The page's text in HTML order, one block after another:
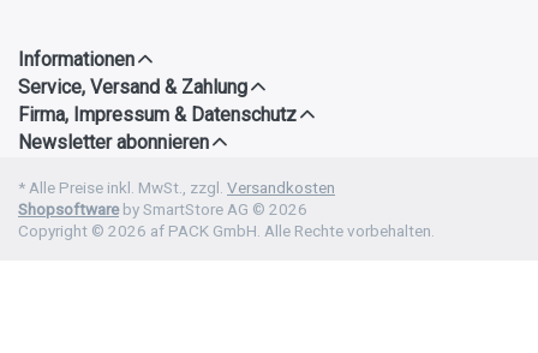
Informationen
Service, Versand & Zahlung
Firma, Impressum & Datenschutz
Newsletter abonnieren
* Alle Preise inkl. MwSt., zzgl. Versandkosten
Shopsoftwareby SmartStore AG © 2026
Copyright © 2026 af PACK GmbH. Alle Rechte vorbehalten.